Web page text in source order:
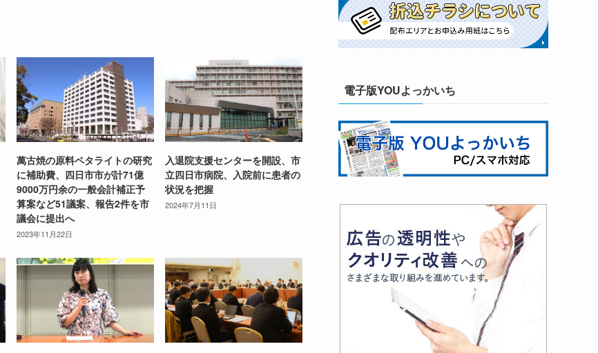
萬古焼の原料ペタライトの研究
に補助費、四日市市が計71億
9000万円余の一般会計補正予
算案など51議案、報告2件を市
議会に提出へ
2023年11月22日
入退院支援センターを開設、市
立四日市病院、入院前に患者の
状況を把握
2024年7月11日
電子版YOUよっかいち